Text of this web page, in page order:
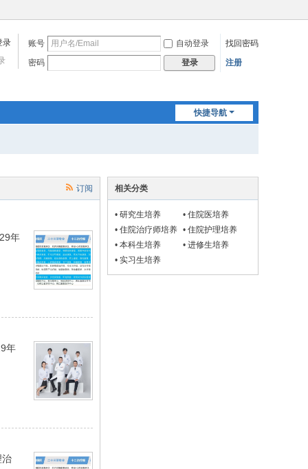
账号 自动登录
找回密码
密码
登录 注册
快捷导航
订阅
年
年
治
相关分类
• 研究生培养 • 住院医培养
• 住院治疗师培养 • 住院护理培养
• 本科生培养 • 进修生培养
• 实习生培养